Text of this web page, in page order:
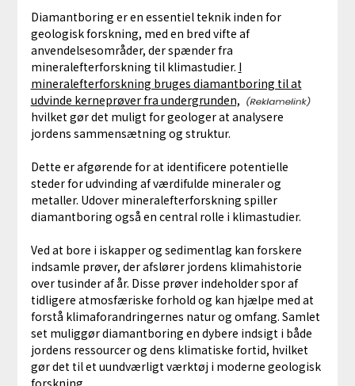
Diamantboring er en essentiel teknik inden for
geologisk forskning, med en bred vifte af
anvendelsesområder, der spænder fra
mineralefterforskning til klimastudier. I
mineralefterforskning bruges diamantboring til at
udvinde kerneprøver fra undergrunden,
hvilket gør det muligt for geologer at analysere
jordens sammensætning og struktur.
Dette er afgørende for at identificere potentielle
steder for udvinding af værdifulde mineraler og
metaller. Udover mineralefterforskning spiller
diamantboring også en central rolle i klimastudier.
Ved at bore i iskapper og sedimentlag kan forskere
indsamle prøver, der afslører jordens klimahistorie
over tusinder af år. Disse prøver indeholder spor af
tidligere atmosfæriske forhold og kan hjælpe med at
forstå klimaforandringernes natur og omfang. Samlet
set muliggør diamantboring en dybere indsigt i både
jordens ressourcer og dens klimatiske fortid, hvilket
gør det til et uundværligt værktøj i moderne geologisk